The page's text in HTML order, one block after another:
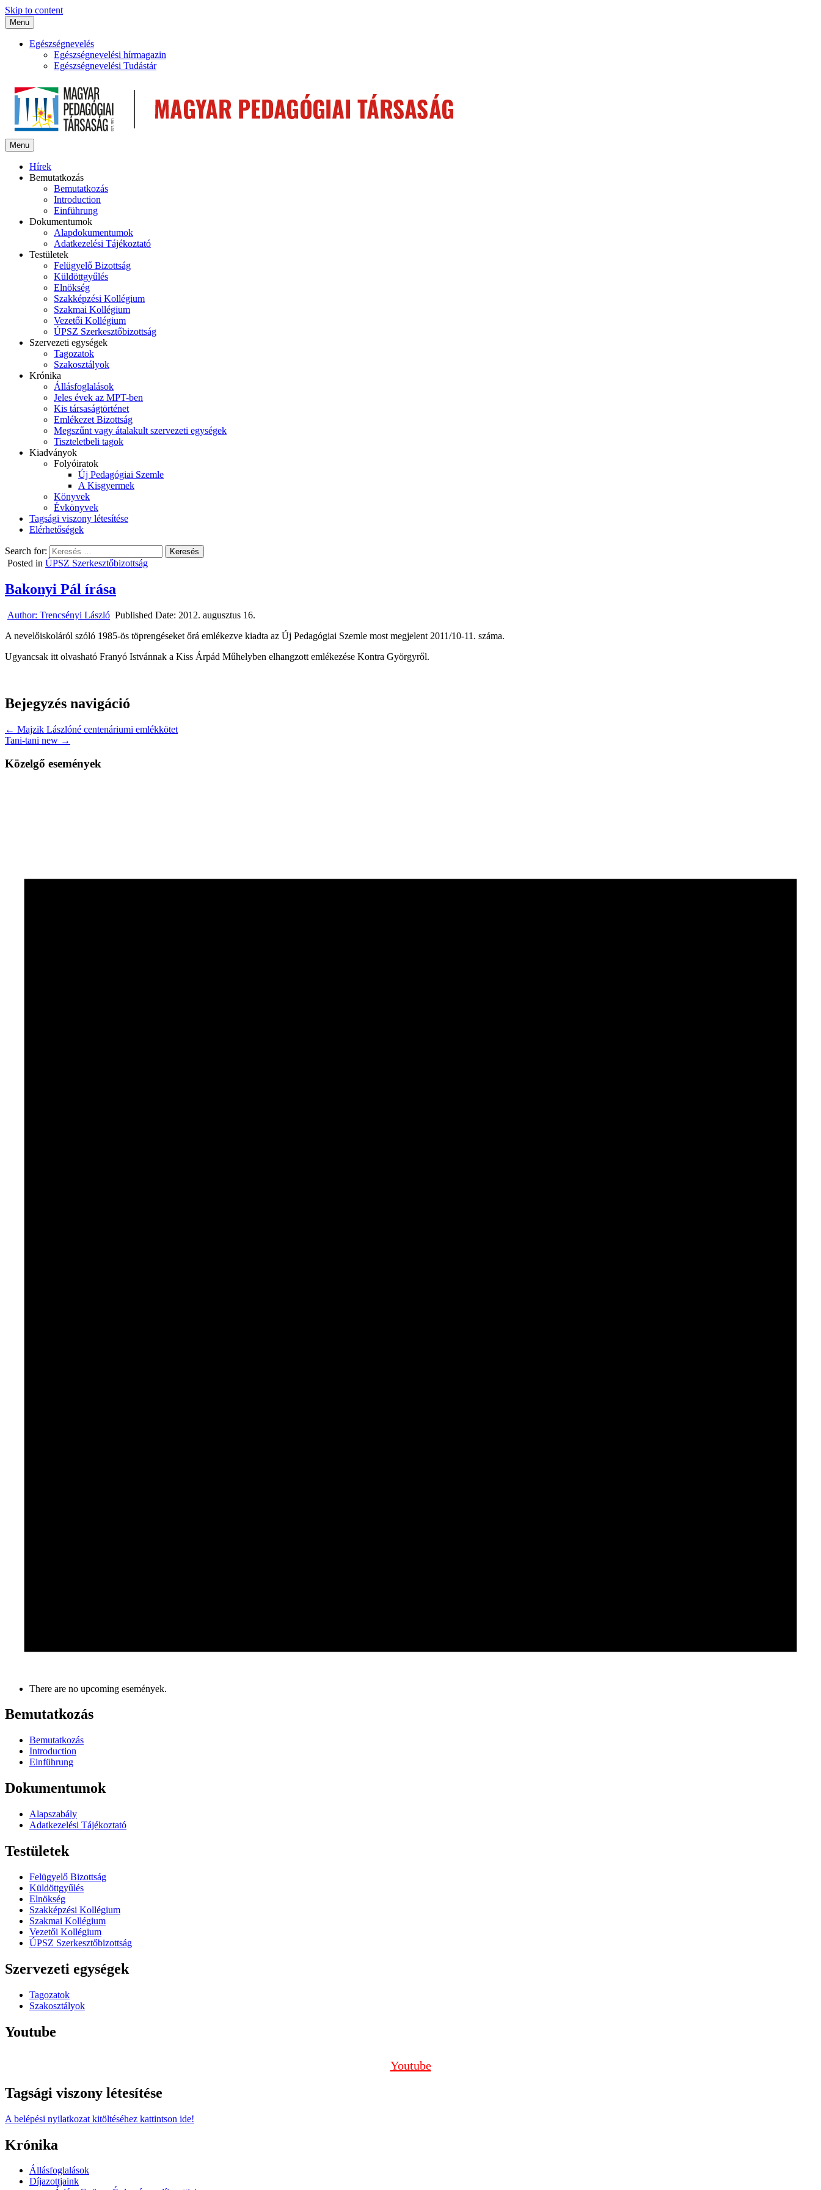
Skip to content
Menu
Egészségnevelés
Egészségnevelési hírmagazin
Egészségnevelési Tudástár
Menu
Hírek
Bemutatkozás
Bemutatkozás
Introduction
Einführung
Dokumentumok
Alapdokumentumok
Adatkezelési Tájékoztató
Testületek
Felügyelő Bizottság
Küldöttgyűlés
Elnökség
Szakképzési Kollégium
Szakmai Kollégium
Vezetői Kollégium
ÚPSZ Szerkesztőbizottság
Szervezeti egységek
Tagozatok
Szakosztályok
Krónika
Állásfoglalások
Jeles évek az MPT-ben
Kis társaságtörténet
Emlékezet Bizottság
Megszűnt vagy átalakult szervezeti egységek
Tiszteletbeli tagok
Kiadványok
Folyóiratok
Új Pedagógiai Szemle
A Kisgyermek
Könyvek
Évkönyvek
Tagsági viszony létesítése
Elérhetőségek
Search for:
Posted in ÚPSZ Szerkesztőbizottság
Bakonyi Pál írása
Author: Trencsényi László Published Date: 2012. augusztus 16.
A nevelőiskoláról szóló 1985-ös töprengéseket őrá emlékezve kiadta az Új Pedagógiai Szemle most megjelent 2011/10-11. száma.
Ugyancsak itt olvasható Franyó Istvánnak a Kiss Árpád Műhelyben elhangzott emlékezése Kontra Györgyről.
Bejegyzés navigáció
← Majzik Lászlóné centenáriumi emlékkötet
Tani-tani new →
Közelgő események
There are no upcoming események.
Bemutatkozás
Bemutatkozás
Introduction
Einführung
Dokumentumok
Alapszabály
Adatkezelési Tájékoztató
Testületek
Felügyelő Bizottság
Küldöttgyűlés
Elnökség
Szakképzési Kollégium
Szakmai Kollégium
Vezetői Kollégium
ÚPSZ Szerkesztőbizottság
Szervezeti egységek
Tagozatok
Szakosztályok
Youtube
Youtube
Tagsági viszony létesítése
A belépési nyilatkozat kitöltéséhez kattintson ide!
Krónika
Állásfoglalások
Díjazottjaink